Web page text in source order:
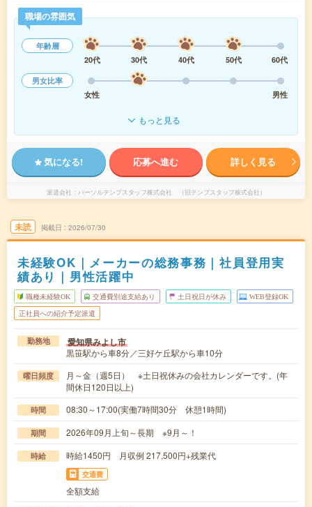
職場の雰囲気
年齢層
20代
30代 40代 50代
60代
男女比率
女性
男性
もっと見る
気になる! 応募へ進む 詳しく見る
派遣会社 パーソルテンプスタッフ株式会社 （旧テンプスタッフ株式会社）
未読 掲載日 2026/07/30
未経験OK｜メーカーの総務事務｜社員登用実
績あり｜男性活躍中
職種未経験OK 交通費別途支給あり 土日祝日が休み WEB登録OK
正社員への紹介予定派遣
勤務地 愛知県みよし市
黒笹駅から車8分／三好ケ丘駅から車10分
曜日頻度
月～金（週5日） ※土日祝休みの会社カレンダーです。(年
間休日120日以上)
時間 08:30～17:00(実働7時間30分 休憩1時間)
期間 2026年09月上旬～長期 ※9月～！
時給 時給1450円 月収例 217,500円+残業代
交通費
全額支給